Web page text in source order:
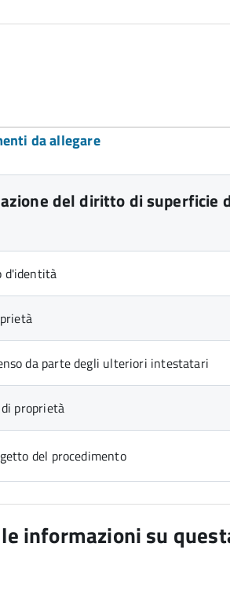
da allegare
del diritto di superficie
d'identità
da parte degli ulteriori intestatari
proprietà
del procedimento
informazioni su